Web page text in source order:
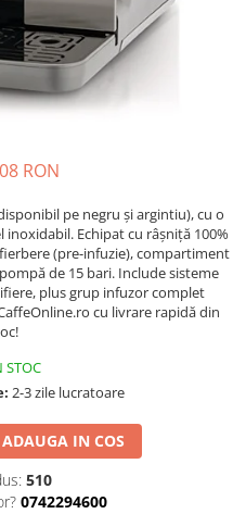
RON
pe negru și argintiu), cu o
Echipat cu râșniță 100%
(pre-infuzie), compartiment
de 15 bari. Include sisteme
plus grup infuzor complet
cu livrare rapidă din
STOC
2-3 zile lucratoare
ADAUGA IN COS
510
0742294600